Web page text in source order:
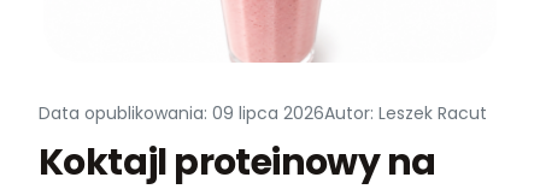
Data opublikowania: 09 lipca 2026Autor: Leszek Racut
Koktajl proteinowy na